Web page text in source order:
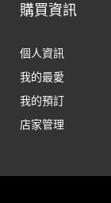
購買資訊
個人資訊
我的最愛
我的預訂
店家管理